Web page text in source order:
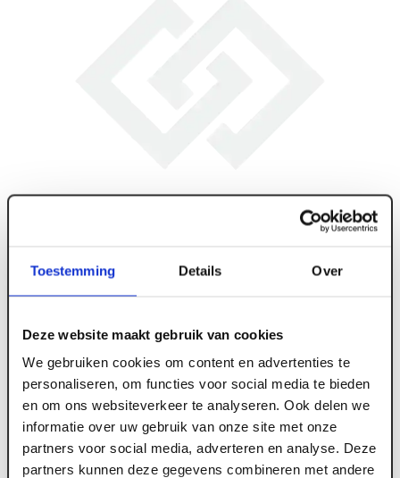
Toestemming Details Over
Deze website maakt gebruik van cookies
We gebruiken cookies om content en advertenties te
personaliseren, om functies voor social media te bieden
en om ons websiteverkeer te analyseren. Ook delen we
informatie over uw gebruik van onze site met onze
partners voor social media, adverteren en analyse. Deze
partners kunnen deze gegevens combineren met andere
ART006054
4tecx Patentkwast Blauw acryl 630.20